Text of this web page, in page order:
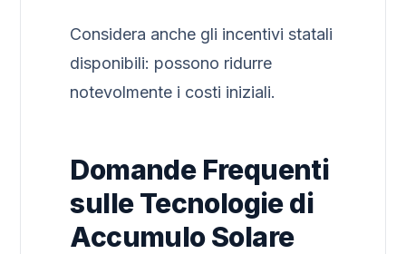
Considera anche gli incentivi statali
disponibili: possono ridurre
notevolmente i costi iniziali.
Domande Frequenti
sulle Tecnologie di
Accumulo Solare